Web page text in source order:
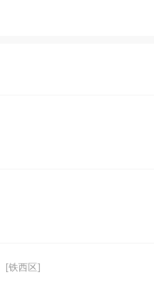
[铁西区]